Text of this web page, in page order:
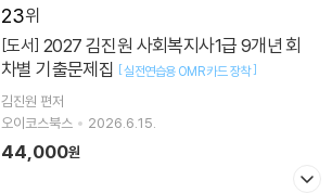
23
[도서]
차별 기출문제집 [실전연습용 OMR 카드 장착]
김진원 편저
오이코스북스
2026.6.15.
44,000원